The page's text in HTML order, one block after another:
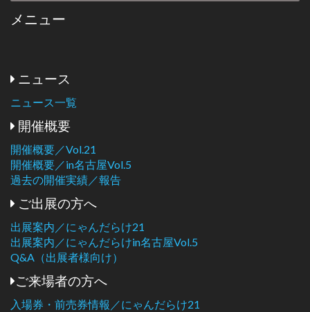
メニュー
ニュース
ニュース一覧
開催概要
開催概要／Vol.21
開催概要／in名古屋Vol.5
過去の開催実績／報告
ご出展の方へ
出展案内／にゃんだらけ21
出展案内／にゃんだらけin名古屋Vol.5
Q&A（出展者様向け）
ご来場者の方へ
入場券・前売券情報／にゃんだらけ21